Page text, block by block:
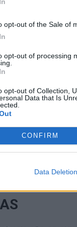
opt-out of the Sale of
opt-out of processing
opt-out of Collection,
Data that Is
CONFIRM
Data Deletion
de Portugal.
as estrelas
que
193 € por noite
No
uma joia
por noite:
pode ter
descoberto.